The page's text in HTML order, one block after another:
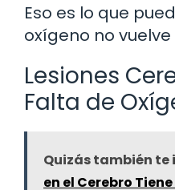
Eso es lo que
oxígeno no
Lesiones
Falta de
Quizás también te
en el Cerebro